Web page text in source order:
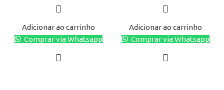
Adicionar ao carrinho
Comprar via Whatsapp
Adicionar ao carrinho
Comprar via Whatsapp